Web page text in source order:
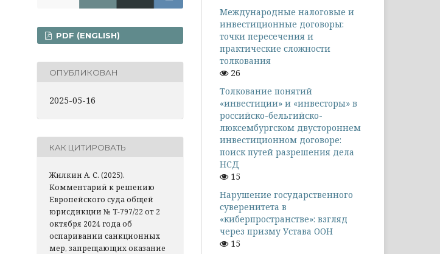
PDF (ENGLISH)
ОПУБЛИКОВАН
2025-05-16
КАК ЦИТИРОВАТЬ
Жилкин А. С. (2025).
Комментарий к решению
Европейского суда общей
юрисдикции № T-797/22 от 2
октября 2024 года об
оспаривании санкционных
мер, запрещающих оказание
Международные налоговые и
инвестиционные договоры:
точки пересечения и
практические сложности
толкования
26
Толкование понятий
«инвестиции» и «инвесторы» в
российско-бельгийско-
люксембургском двустороннем
инвестиционном договоре:
поиск путей разрешения дела
НСД
15
Нарушение государственного
суверенитета в
«киберпространстве»: взгляд
через призму Устава ООН
15